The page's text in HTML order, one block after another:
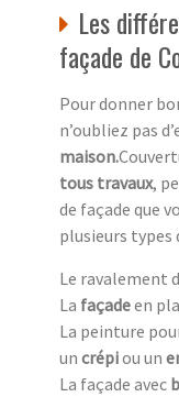
Les
façade de
Pour donner
n’oubliez pas
maison.
tous travaux,
de façade que
plusieurs types
Le ravalement
La façadeen
La peinture
un crépiou un
La façade avec